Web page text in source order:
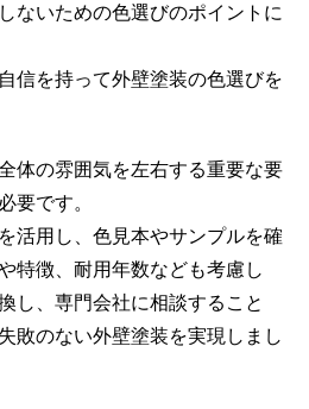
ないための色選びのポイントに
信を持って外壁塗装の色選びを
体の雰囲気を左右する重要な要
要です。
活用し、色見本やサンプルを確
特徴、耐用年数なども考慮し
し、専門会社に相談すること
敗のない外壁塗装を実現しまし